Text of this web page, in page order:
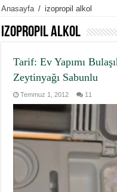
Anasayfa / izopropil alkol
izopropil alkol
Tarif: Ev Yapımı
Zeytinyağı Sabunlu
Temmuz 1, 2012 11